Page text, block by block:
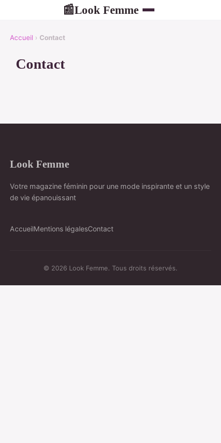
📰Look Femme
Accueil › Contact
Contact
Look Femme
Votre magazine féminin pour une mode inspirante et un style
de vie épanouissant
AccueilMentions légalesContact
© 2026 Look Femme. Tous droits réservés.